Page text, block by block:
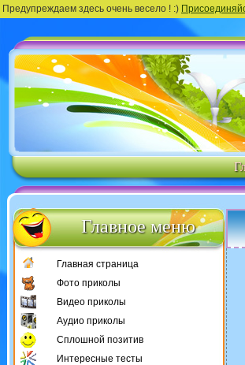
Предупреждаем здесь очень весело ! :)
Главное меню
Главная страница
Фото приколы
Видео приколы
Аудио приколы
Сплошной позитив
Интересные тесты